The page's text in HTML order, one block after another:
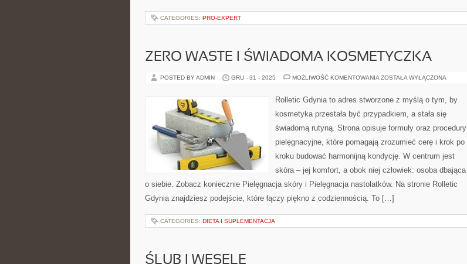
CATEGORIES: PRO-EXPERT
ZERO WASTE I ŚWIADOMA KOSMETYCZKA
POSTED BY ADMIN GRU - 31 - 2025 MOŻLIWOŚĆ KOMENTOWANIA ZERO
KOSMETYCZKA
ZOSTAŁA WYŁĄCZONA
Rolletic Gdynia to adres stworzone z myślą o tym, by
kosmetyka przestała być przypadkiem, a stała się
świadomą rutyną. Strona opisuje formuły oraz procedury
pielęgnacyjne, które pomagają zrozumieć cerę i krok po
kroku budować harmonijną kondycję. W centrum jest
skóra – jej komfort, a obok niej człowiek: osoba dbająca
o siebie. Zobacz koniecznie Pielęgnacja skóry i Pielęgnacja nastolatków. Na stronie Rolletic
Gdynia znajdziesz podejście, które łączy piękno z codziennością. To […]
CATEGORIES: DIETA I SUPLEMENTACJA
ŚLUB I WESELE